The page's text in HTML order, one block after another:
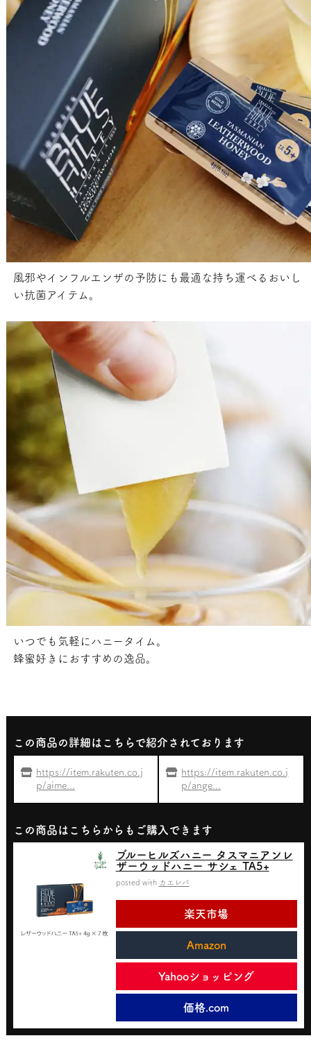
風邪やインフルエンザの予防にも最適な持ち運べるおいし
い抗菌アイテム。
いつでも気軽にハニータイム。
蜂蜜好きにおすすめの逸品。
この商品の詳細はこちらで紹介されております
https://item.rakuten.co.j
p/aime...
https://item.rakuten.co.j
p/ange...
この商品はこちらからもご購入できます
ブルーヒルズハニー タスマニアンレ
ザーウッドハニー サシェ TA5+
posted with カエレバ
楽天市場
Amazon
Yahooショッピング
価格.com